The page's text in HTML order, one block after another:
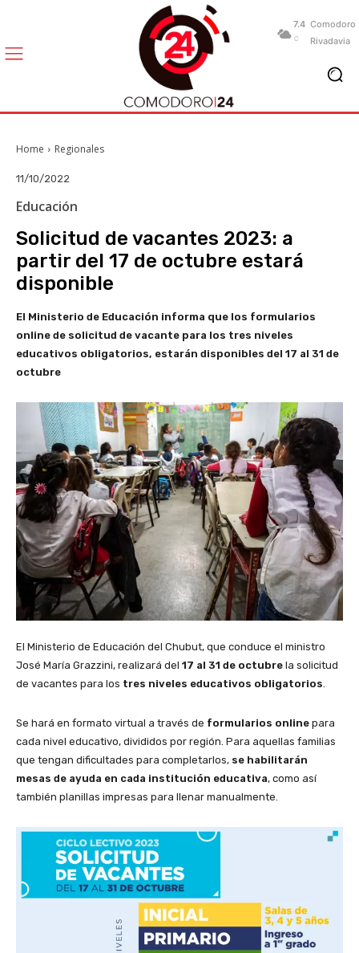
7.4
C
Comodoro
Rivadavia
Home Regionales
11/10/2022
Educación
Solicitud de vacantes 2023: a
partir del 17 de octubre estará
disponible
El Ministerio de Educación informa que los formularios
online de solicitud de vacante para los tres niveles
educativos obligatorios, estarán disponibles del 17 al 31 de
octubre
El Ministerio de Educación del Chubut, que conduce el ministro
José María Grazzini, realizará del 17 al 31 de octubre la solicitud
de vacantes para los tres niveles educativos obligatorios
Se hará en formato virtual a través de formularios online para
cada nivel educativo, divididos por región. Para aquellas familias
que tengan dificultades para completarlos, se habilitarán
mesas de ayuda en cada institución educativa, como así
también planillas impresas para llenar manualmente.